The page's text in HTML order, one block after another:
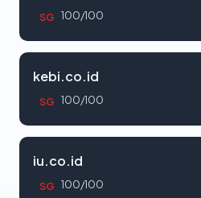
SG 100/100
kebi.co.id
SG 100/100
iu.co.id
SG 100/100